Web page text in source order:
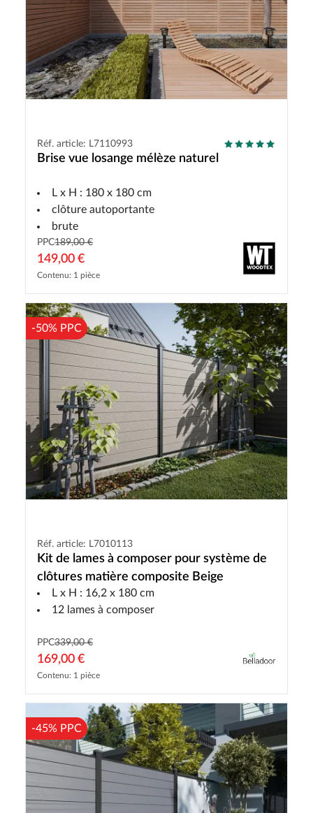
Réf. article: L7110993
Brise vue losange mélèze naturel
L x H : 180 x 180 cm
clôture autoportante
brute
PPC189,00 €
149,00 €
Contenu: 1 pièce
-50% PPC
Réf. article: L7010113
Kit de lames à composer pour système de
clôtures matière composite Beige
L x H : 16,2 x 180 cm
12 lames à composer
PPC339,00 €
169,00 €
Contenu: 1 pièce
-45% PPC